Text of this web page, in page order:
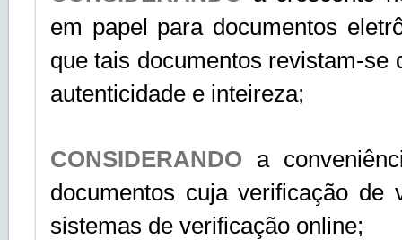
em papel para documentos
que tais documentos revistam-se
autenticidade e inteireza;
CONSIDERANDO a
documentos cuja verificação de
sistemas de verificação online;